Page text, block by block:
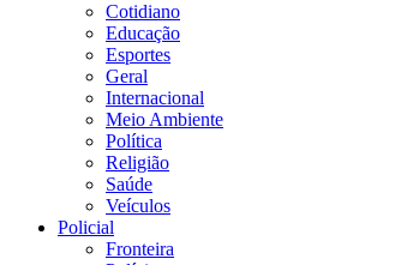
Cotidiano
Educação
Esportes
Geral
Internacional
Meio Ambiente
Política
Religião
Saúde
Veículos
Policial
Fronteira